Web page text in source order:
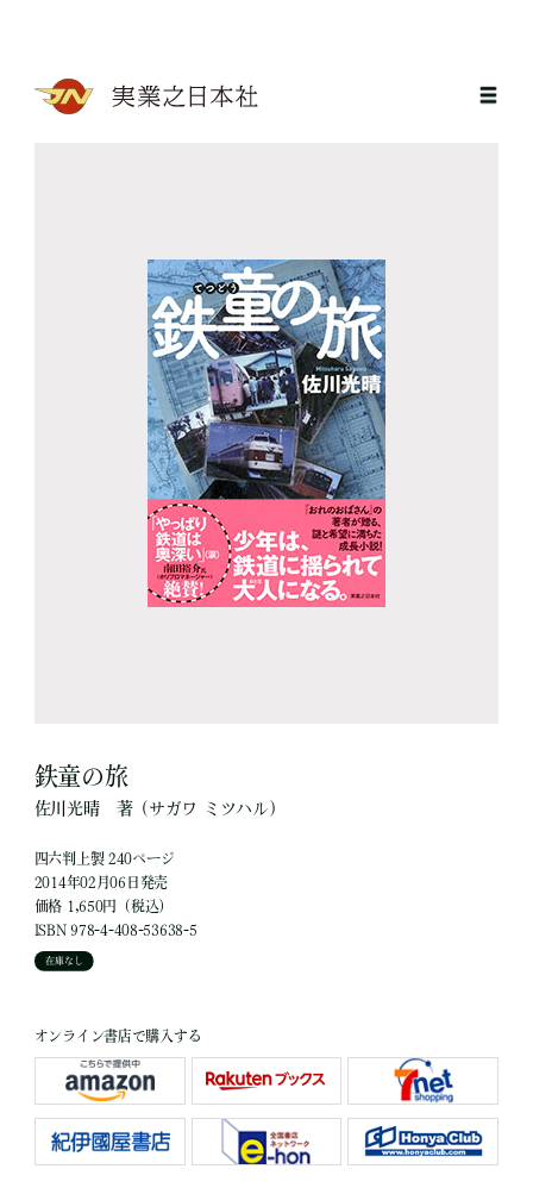
鉄童の旅
佐川光晴 著（サガワ ミツハル）
四六判上製 240ページ
2014年02月06日発売
価格 1,650円（税込）
ISBN 978-4-408-53638-5
在庫なし
オンライン書店で購入する